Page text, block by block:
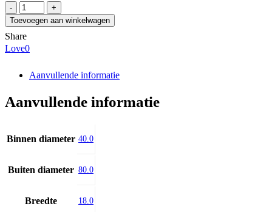
FAG
20208-
TVP-
C3
aantal
Toevoegen aan winkelwagen
Share
Love0
Aanvullende informatie
Aanvullende informatie
Binnen diameter 40.0
Buiten diameter 80.0
Breedte 18.0